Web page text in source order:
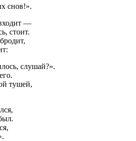
снов!».
—
стоит.
слушай?».
тушей,